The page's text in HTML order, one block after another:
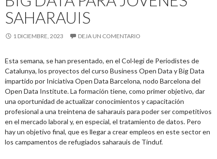
SAHARAUIS
1 DICIEMBRE, 2023 DEJA UN COMENTARIO
Esta semana, se han presentado, en el Col·legi de Periodistes de
Catalunya, los proyectos del curso Business Open Data y Big Data
impartido por Iniciativa Open Data Barcelona, nodo Barcelona del
Open Data Institute. La formación tiene, como primer objetivo, dar
una oportunidad de actualizar conocimientos y capacitación
profesional a una treintena de saharauis para poder ser competitivos
en el mercado laboral y, en especial, el tratamiento de datos. Pero
hay un objetivo final, que es llegar a crear empleos en este sector en
los campamentos de refugiados saharauis de Tinduf.